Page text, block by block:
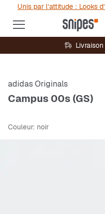
Unis par l’attitude : Looks
adidas Originals
Campus 00s (GS)
Couleur: noir